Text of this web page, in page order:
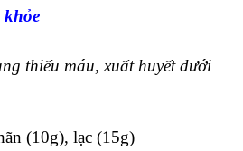
khỏe
thiếu máu, xuất huyết dưới
(10g), lạc (15g)